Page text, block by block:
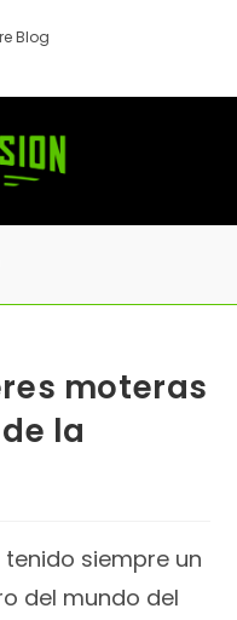
Blog
moteras
la
tenido siempre un
del mundo del